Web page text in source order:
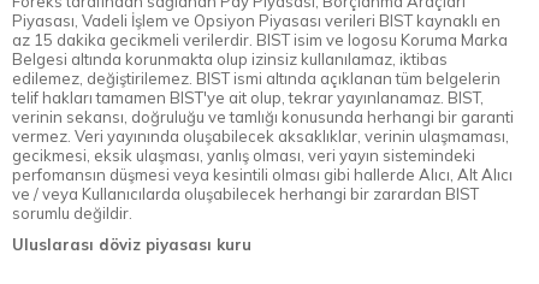
Piyasası, Vadeli İşlem ve Opsiyon Piyasası verileri BIST kaynaklı en
az 15 dakika gecikmeli verilerdir. BIST isim ve logosu Koruma Marka
Belgesi altında korunmakta olup izinsiz kullanılamaz, iktibas
edilemez, değiştirilemez. BIST ismi altında açıklanan tüm belgelerin
telif hakları tamamen BIST'ye ait olup, tekrar yayınlanamaz. BIST,
verinin sekansı, doğruluğu ve tamlığı konusunda herhangi bir garanti
vermez. Veri yayınında oluşabilecek aksaklıklar, verinin ulaşmaması,
gecikmesi, eksik ulaşması, yanlış olması, veri yayın sistemindeki
perfomansın düşmesi veya kesintili olması gibi hallerde Alıcı, Alt Alıcı
ve / veya Kullanıcılarda oluşabilecek herhangi bir zarardan BIST
sorumlu değildir.
Uluslarası döviz piyasası kuru